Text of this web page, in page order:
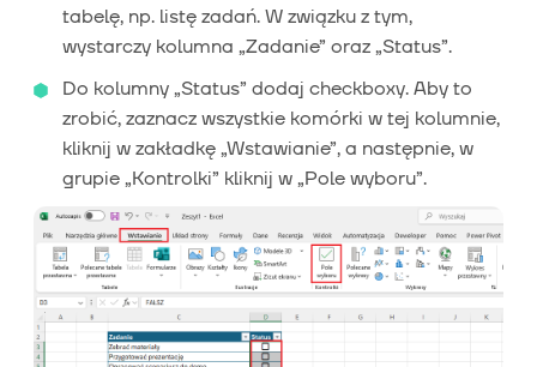
tabelę, np. listę zadań. W związku z tym,
wystarczy kolumna „Zadanie” oraz „Status”.
Do kolumny „Status” dodaj checkboxy. Aby to
zrobić, zaznacz wszystkie komórki w tej kolumnie,
kliknij w zakładkę „Wstawianie”, a następnie, w
grupie „Kontrolki” kliknij w „Pole wyboru”.